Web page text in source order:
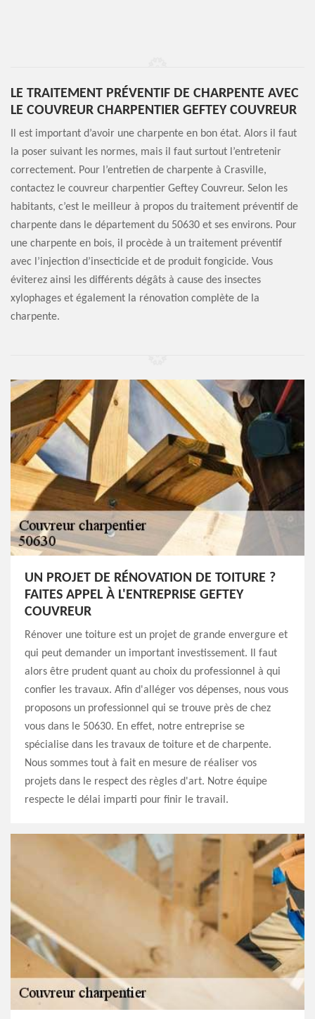
LE TRAITEMENT PRÉVENTIF DE CHARPENTE AVEC
LE COUVREUR CHARPENTIER GEFTEY COUVREUR
Il est important d’avoir une charpente en bon état. Alors il faut
la poser suivant les normes, mais il faut surtout l’entretenir
correctement. Pour l’entretien de charpente à Crasville,
contactez le couvreur charpentier Geftey Couvreur. Selon les
habitants, c’est le meilleur à propos du traitement préventif de
charpente dans le département du 50630 et ses environs. Pour
une charpente en bois, il procède à un traitement préventif
avec l’injection d’insecticide et de produit fongicide. Vous
éviterez ainsi les différents dégâts à cause des insectes
xylophages et également la rénovation complète de la
charpente.
UN PROJET DE RÉNOVATION DE TOITURE ?
FAITES APPEL À L'ENTREPRISE GEFTEY
COUVREUR
Rénover une toiture est un projet de grande envergure et
qui peut demander un important investissement. Il faut
alors être prudent quant au choix du professionnel à qui
confier les travaux. Afin d'alléger vos dépenses, nous vous
proposons un professionnel qui se trouve près de chez
vous dans le 50630. En effet, notre entreprise se
spécialise dans les travaux de toiture et de charpente.
Nous sommes tout à fait en mesure de réaliser vos
projets dans le respect des règles d'art. Notre équipe
respecte le délai imparti pour finir le travail.